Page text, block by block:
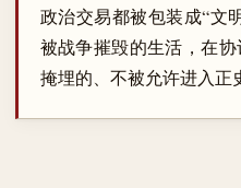
政治交易都被包装成“文
被战争摧毁的生活，在
掩埋的、不被允许进入正